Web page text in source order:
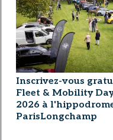
Inscrivez-vous
Fleet & Mobility
2026 à
ParisLongchamp